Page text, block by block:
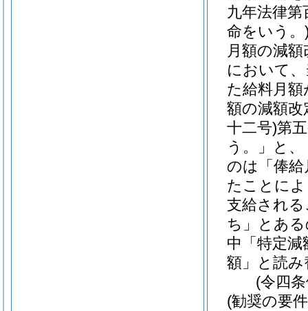
九年法律第
命をいう。
月額の減
において
た給料月
額の減額改
十二号)第
う。」と
のは「俸
たことに
支給され
ち」とあ
中「特定
額」と読
(令四
(勧奨の要